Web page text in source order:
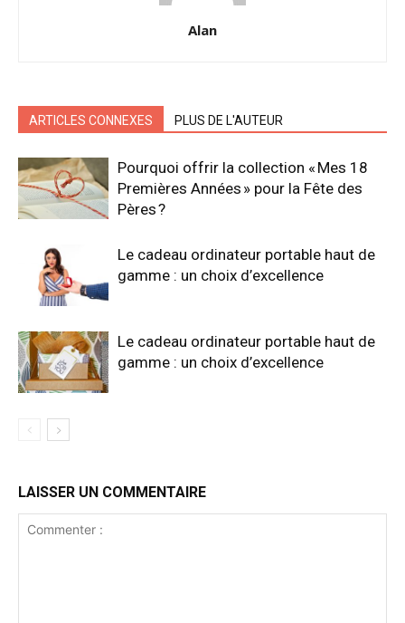
Alan
ARTICLES CONNEXES PLUS DE L'AUTEUR
Pourquoi offrir la collection « Mes 18
Premières Années » pour la Fête des
Pères ?
Le cadeau ordinateur portable haut de
gamme : un choix d’excellence
Le cadeau ordinateur portable haut de
gamme : un choix d’excellence
LAISSER UN COMMENTAIRE